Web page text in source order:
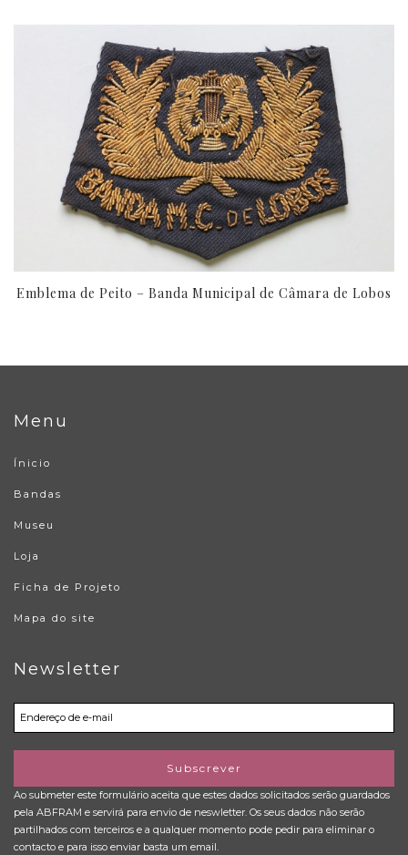
Emblema de Peito – Banda Municipal de Câmara de Lobos
Menu
Ínicio
Bandas
Museu
Loja
Ficha de Projeto
Mapa do site
Newsletter
Subscrever
Ao submeter este formulário aceita que estes dados solicitados serão guardados
pela ABFRAM e servirá para envio de neswletter. Os seus dados não serão
partilhados com terceiros e a qualquer momento pode pedir para eliminar o
contacto e para isso enviar basta um email.